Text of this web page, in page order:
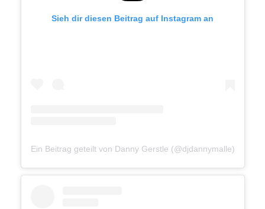
Sieh dir diesen Beitrag auf Instagram an
Ein Beitrag geteilt von Danny Gerstle (@djdannymalle)